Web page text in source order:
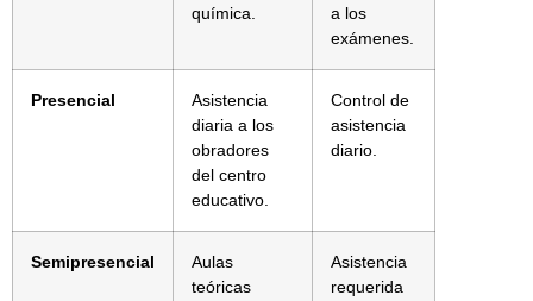
química.
a los
exámenes.
Presencial
Asistencia
diaria a los
obradores
del centro
educativo.
Control de
asistencia
diario.
Semipresencial
Aulas
teóricas
Asistencia
requerida